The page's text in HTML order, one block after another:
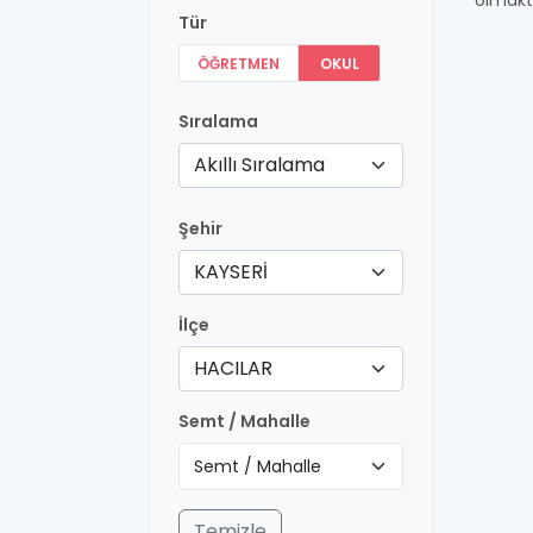
Tür
ÖĞRETMEN OKUL
Sıralama
Akıllı Sıralama
Şehir
KAYSERİ
İlçe
HACILAR
Semt / Mahalle